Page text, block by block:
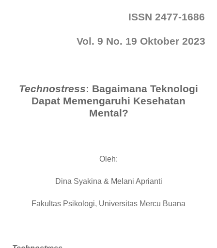
ISSN 2477-1686
Vol. 9 No. 19 Oktober 2023
Technostress: Bagaimana Teknologi
Dapat Memengaruhi Kesehatan
Mental?
Oleh:
Dina Syakina & Melani Aprianti
Fakultas Psikologi, Universitas Mercu Buana